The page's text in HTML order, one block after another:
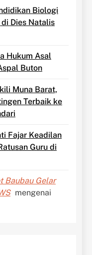
Biologi
Dies Natalis
Hukum Asal
Buton
Muna Barat,
Terbaik ke
Fajar Keadilan
Guru di
Baubau Gelar
mengenai